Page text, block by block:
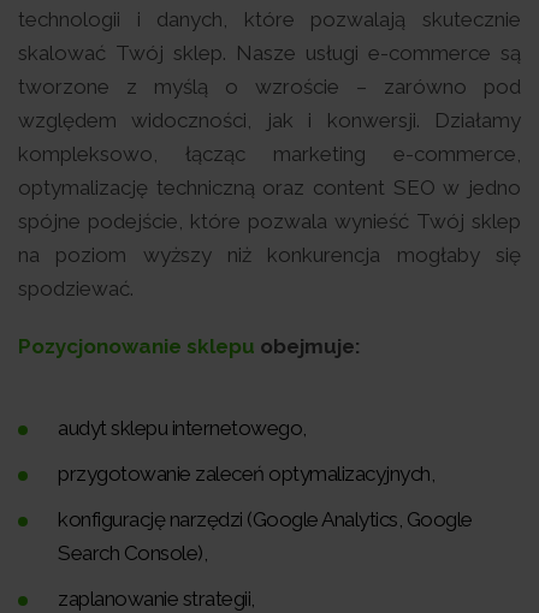
technologii i danych, które pozwalają skutecznie
skalować Twój sklep. Nasze usługi e-commerce są
tworzone z myślą o wzroście – zarówno pod
względem widoczności, jak i konwersji. Działamy
kompleksowo, łącząc marketing e-commerce,
optymalizację techniczną oraz content SEO w jedno
spójne podejście, które pozwala wynieść Twój sklep
na poziom wyższy niż konkurencja mogłaby się
spodziewać.
Pozycjonowanie sklepu obejmuje:
audyt sklepu internetowego,
przygotowanie zaleceń optymalizacyjnych,
konfigurację narzędzi (Google Analytics, Google
Search Console),
zaplanowanie strategii,